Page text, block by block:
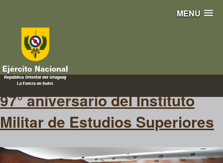
MENU
97 años
97° aniversario del Instituto
Militar de Estudios Superiores